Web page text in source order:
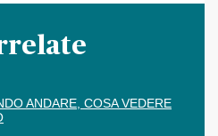
ANDARE, COSA VEDERE